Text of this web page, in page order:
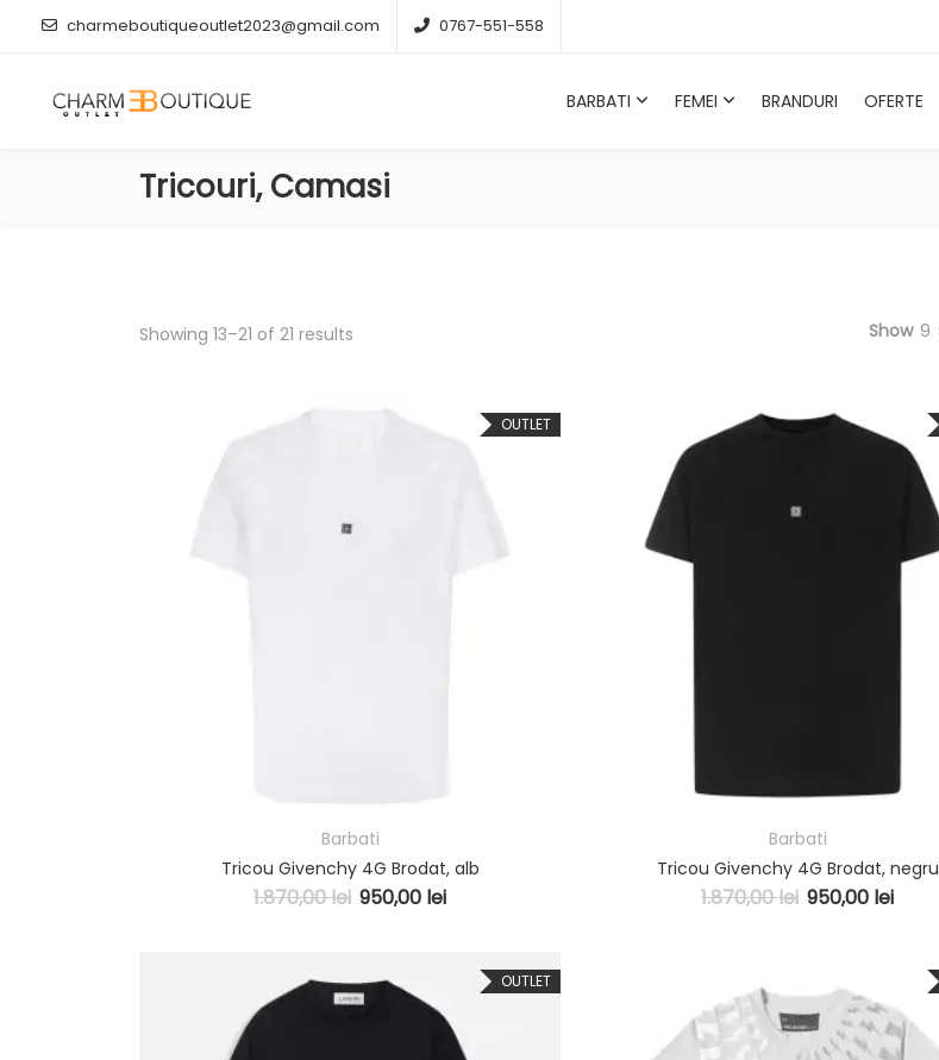
charmeboutiqueoutlet2023@gmail.com 0767-551-558
BARBATI FEMEI BRANDURI OFERTE
Tricouri, Camasi
Showing 13–21 of 21 results Show 9
OUTLET
Barbati
Tricou Givenchy 4G Brodat, alb
1.870,00lei 950,00 lei
Barbati
Tricou Givenchy 4G Brodat, negru
1.870,00lei 950,00 lei
OUTLET